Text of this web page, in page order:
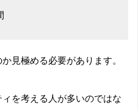
見極める必要があります。
を考える人が多いのではな